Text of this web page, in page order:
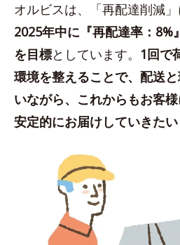
オルビスは、「再配達削減」
2025年中に『再配達率：8%
を目標としています。 1回で
環境を整えることで、配送
いながら、これからもお客
安定的にお届けしていきたい